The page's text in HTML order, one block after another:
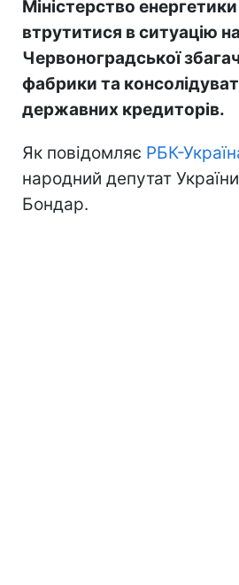
Міністерство
втрутитися в ситуацію
Червоноградської
фабрики та
державних кредиторів.
Як повідомляє РБК-
народний депутат
Бондар.